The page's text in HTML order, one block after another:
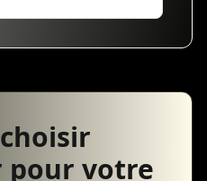
pour votre